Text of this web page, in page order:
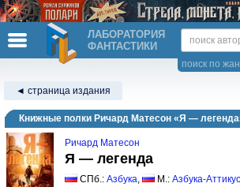
ЛАБОРАТОРИЯ
ФАНТАСТИКИ
поиск по
◄ страница издания
Книжные полки Ричард Матесон «Я —
Ричард Матесон
Я — легенда
СПб.: Азбука, М.: Азбука-Аттикус